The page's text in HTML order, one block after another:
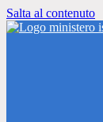
Salta al contenuto